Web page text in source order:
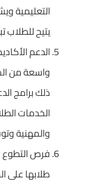
التعليمية
يتيح للطلاب
الدعم
واسعة من
ذلك برامج
الخدمات
والمهنية
طلابها على